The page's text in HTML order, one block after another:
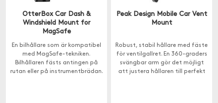
OtterBox Car Dash &
Windshield Mount for
MagSafe
En bilhållare som är kompatibel
med MagSafe-tekniken.
Bilhållaren fästs antingen på
rutan eller på instrumentbrädan.
Peak Design Mobile Car Vent
Mount
Robust, stabil hållare med fäste
för ventilgallret. En 360-graders
svängbar arm gör det möjligt
att justera hållaren till perfekt